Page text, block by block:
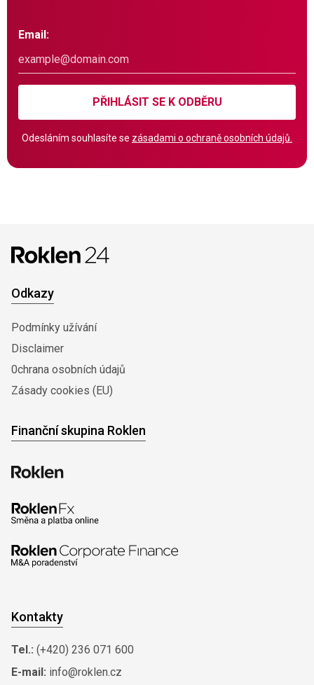
Email:
PŘIHLÁSIT SE K ODBĚRU
Odesláním souhlasíte se zásadami o ochraně osobních údajů.
Odkazy
Podmínky užívání
Disclaimer
0chrana osobních údajů
Zásady cookies (EU)
Finanční skupina Roklen
Kontakty
Tel.: (+420) 236 071 600
E-mail: info@roklen.cz